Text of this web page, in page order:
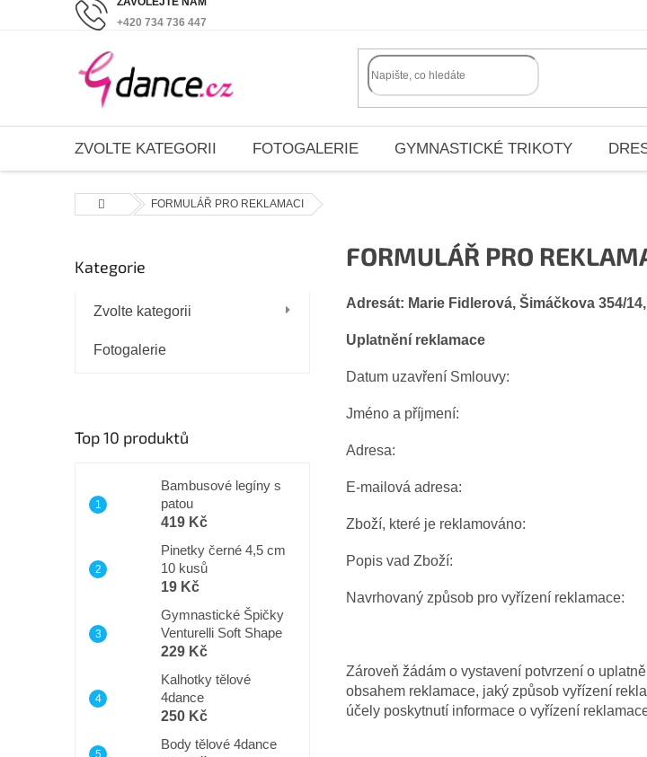
+420 734 736 447
ZVOLTE KATEGORII FOTOGALERIE GYMNASTICKÉ TRIKOTY
Domů FORMULÁŘ PRO REKLAMACI
o
p
Přeskočit
Kategorie
Zvolte kategorii
Fotogalerie
Top 10 produktů
Bambusové legíny s
patou
419 Kč
Pinetky černé 4,5 cm
10 kusů
19 Kč
Gymnastické Špičky
Venturelli Soft Shape
229 Kč
Kalhotky tělové
4dance
250 Kč
Body tělové 4dance
FORMULÁŘ PRO
Adresát: Marie Fidlerová, Šimáčkova 354/
Uplatnění reklamace
Datum uzavření Smlouvy:
Jméno a příjmení:
Adresa:
E-mailová adresa:
Zboží, které je reklamováno:
Popis vad Zboží:
Navrhovaný způsob pro vyřízení reklamace:
Zároveň žádám o vystavení potvrzení o
obsahem reklamace, jaký způsob vyřízení
účely poskytnutí informace o vyřízení